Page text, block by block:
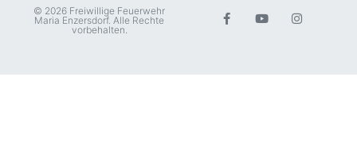
© 2026 Freiwillige Feuerwehr
Maria Enzersdorf. Alle Rechte
vorbehalten.